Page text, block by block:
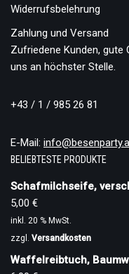
Widerrufsbelehrung
Zahlung und Versand
Zufriedene Kunden,
uns an höchster Stelle.
+43 / 1 / 985 26 81
E-Mail:
BELIEBTESTE PRODUKTE
Schafmilchseife,
5,00 €
inkl. 20 % MwSt.
zzgl. Versandkosten
Waffelreibtuch,